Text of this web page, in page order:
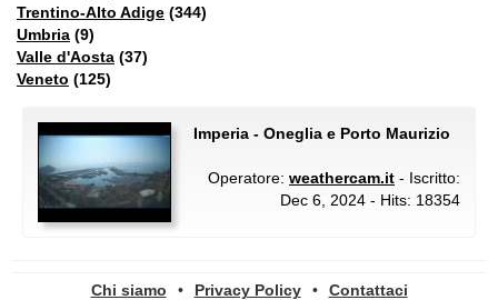
Trentino-Alto Adige (344)
Umbria (9)
Valle d'Aosta (37)
Veneto (125)
Imperia - Oneglia e Porto Maurizio
Operatore: weathercam.it - Iscritto:
Dec 6, 2024 - Hits: 18354
Chi siamo • Privacy Policy • Contattaci